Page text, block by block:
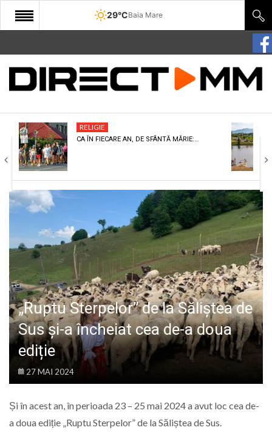
29°CBaia Mare
START
COMUNITATE
CULTURA
ECONOMIE
SANATATE
SPORT
SPECIAL
POLITIC
LIFE
RELIGIE
CA ÎN FIECARE AN, DE SFÂNTĂ MĂRIE:…
„Ruptu Sterpelor” de la Săliștea de
Sus și-a încheiat cea de-a doua
ediție
27 MAI 2024
Și în acest an, în perioada 23 – 25 mai 2024 a avut loc cea de-
a doua ediție „Ruptu Sterpelor” de la Săliștea de Sus.